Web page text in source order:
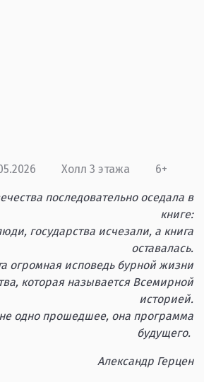
Холл 3 этажа 6+
последовательно оседала в
книге:
государства исчезали, а книга
оставалась.
огромная исповедь бурной жизни
которая называется Всемирной
историей.
одно прошедшее, она программа
будущего.
Александр Герцен